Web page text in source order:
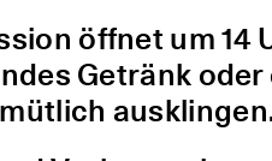
öffnet um 14
Getränk